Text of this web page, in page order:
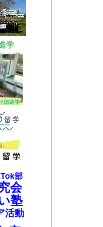
学
部
会
塾
活動